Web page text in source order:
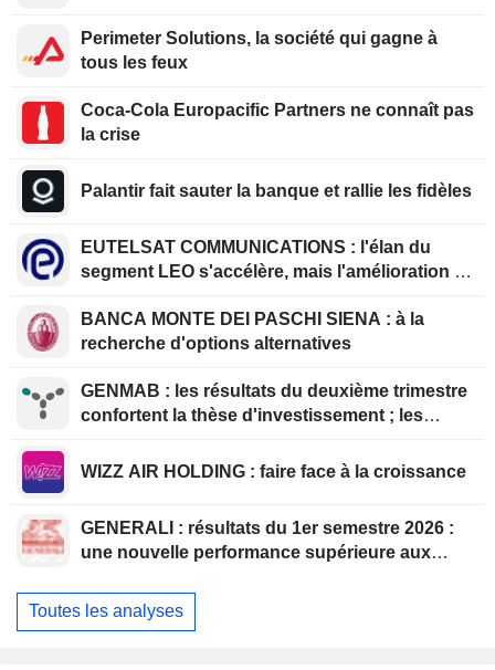
Perimeter Solutions, la société qui gagne à
tous les feux
Coca-Cola Europacific Partners ne connaît pas
la crise
Palantir fait sauter la banque et rallie les fidèles
EUTELSAT COMMUNICATIONS : l'élan du
segment LEO s'accélère, mais l'amélioration de
BANCA MONTE DEI PASCHI SIENA : à la
recherche d'options alternatives
GENMAB : les résultats du deuxième trimestre
confortent la thèse d'investissement ; les
WIZZ AIR HOLDING : faire face à la croissance
GENERALI : résultats du 1er semestre 2026 :
une nouvelle performance supérieure aux
Toutes les analyses